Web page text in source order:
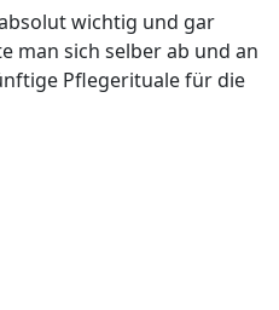
wichtig und gar
man sich selber ab und an
Pflegerituale für die